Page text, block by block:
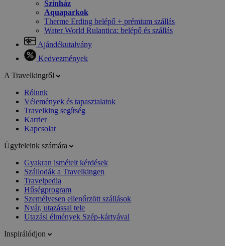
Színház
Aquaparkok
Therme Erding belépő + prémium szállás
Water World Rulantica: belépő és szállás
Ajándékutalvány
Kedvezmények
A Travelkingről
Rólunk
Vélemények és tapasztalatok
Travelking segítség
Karrier
Kapcsolat
Ügyfeleink számára
Gyakran ismételt kérdések
Szállodák a Travelkingen
Travelpedia
Hűségprogram
Személyesen ellenőrzött szállások
Nyár, utazással tele
Utazási élmények Szép-kártyával
Inspirálódjon